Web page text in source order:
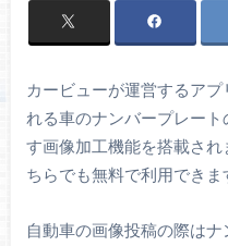
カービューが運営するア
れる車のナンバープレー
す画像加工機能を搭載さ
ちらでも無料で利用できま
自動車の画像投稿の際は